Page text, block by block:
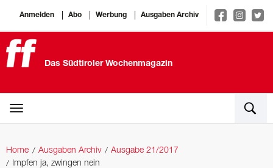
Anmelden Abo Werbung Ausgaben Archiv
Das Südtiroler Wochenmagazin
Home Ausgaben Archiv
Ausgabe 21/2017
Impfen ja, zwingen nein